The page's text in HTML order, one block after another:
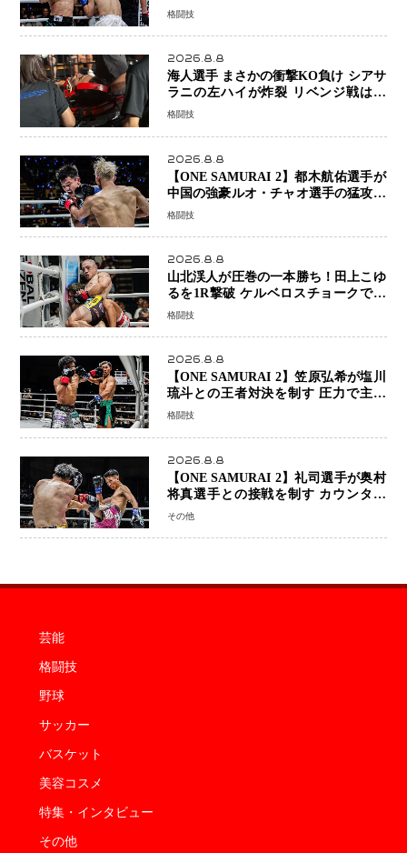
正明が衝撃のリベンジ！ リウ・メン
格闘技
2026.8.8
海人選手 まさかの衝撃KO負け シアサ
ラニの左ハイが炸裂 リベンジ戦は一
瞬で決着
格闘技
2026.8.8
【ONE SAMURAI 2】都木航佑選手が
中国の強豪ルオ・チャオ選手の猛攻を
受けながらも的確な攻撃で応戦 最後
格闘技
2026.8.8
山北渓人が圧巻の一本勝ち！田上こゆ
るを1R撃破 ケルベロスチョークで存
在感を示す
格闘技
2026.8.8
【ONE SAMURAI 2】笠原弘希が塩川
琉斗との王者対決を制す 圧力で主導
権を握り判定勝利
格闘技
2026.8.8
【ONE SAMURAI 2】礼司選手が奥村
将真選手との接戦を制す カウンター
と正確な打撃で判定勝利
その他
芸能
格闘技
野球
サッカー
バスケット
美容コスメ
特集・インタビュー
その他